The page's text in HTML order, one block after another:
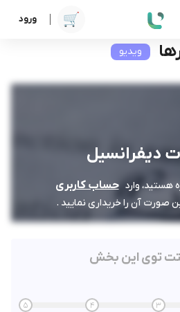
ورود روش تغییر پارامترها
ویدیو
دیفرانسیل
هستید، وارد حساب کاربری
صورت آن را خریداری نمایید .
توی این بخش
3
4
5